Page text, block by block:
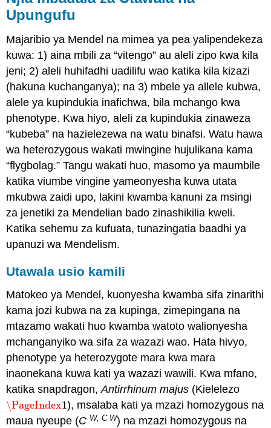
Upungufu
Majaribio ya Mendel na mimea ya pea yalipendekeza
kuwa: 1) aina mbili za “vitengo” au aleli zipo kwa kila
jeni; 2) aleli huhifadhi uadilifu wao katika kila kizazi
(hakuna kuchanganya); na 3) mbele ya allele kubwa,
alele ya kupindukia inafichwa, bila mchango kwa
phenotype. Kwa hiyo, aleli za kupindukia zinaweza
“kubeba” na hazielezewa na watu binafsi. Watu hawa
wa heterozygous wakati mwingine hujulikana kama
“flygbolag.” Tangu wakati huo, masomo ya maumbile
katika viumbe vingine yameonyesha kuwa utata
mkubwa zaidi upo, lakini kwamba kanuni za msingi
za jenetiki za Mendelian bado zinashikilia kweli.
Katika sehemu za kufuata, tunazingatia baadhi ya
upanuzi wa Mendelism.
Utawala usio kamili
Matokeo ya Mendel, kuonyesha kwamba sifa zinarithi
kama jozi kubwa na za kupinga, zimepingana na
mtazamo wakati huo kwamba watoto walionyesha
mchanganyiko wa sifa za wazazi wao. Hata hivyo,
phenotype ya heterozygote mara kwa mara
inaonekana kuwa kati ya wazazi wawili. Kwa mfano,
katika snapdragon,Antirrhinum majus (Kielelezo
\PageIndex1
\PageIndex1), msalaba kati ya mzazi homozygous na
maua nyeupe (C W, C W) na mzazi homozygous na